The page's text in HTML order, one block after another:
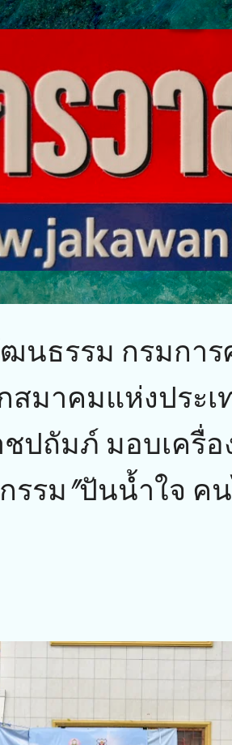
ข้ามไปที่เนื้อหาห
นธรรม กรมกา
มาคมแห่งประเ
ปถัมภ์ มอบเครื่
รรม"ปันน้ำใจ ค